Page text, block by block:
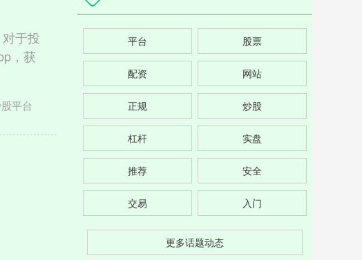
于投
，获
平台
平台 股票
配资 网站
正规 炒股
杠杆 实盘
推荐 安全
交易 入门
更多话题动态